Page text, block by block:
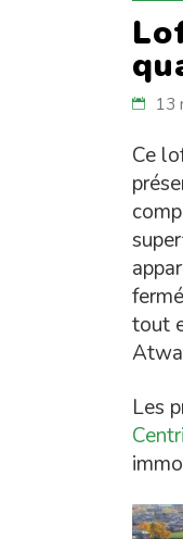
13
Ce
tout
Les